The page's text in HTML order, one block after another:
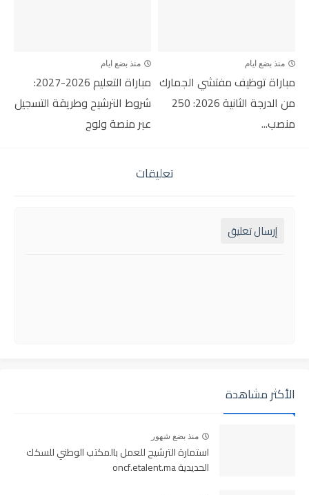
منذ بضع ايام
مباراة توظيف مفتشي الجمارك
من الدرجة الثانية 2026: 250
منصب...
منذ بضع ايام
مباراة التعليم 2026-2027:
شروط الترشيح وطريقة التسجيل
عبر منصة ولوج
تعليقات
إرسال تعليق
الأكثر مشاهدة
منذ بضع شهور
استمارة الترشيح للعمل بالمكتب الوطني للسكك
الحديدية oncf.etalent.ma